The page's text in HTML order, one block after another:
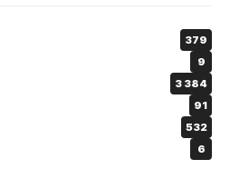
379
9
3 384
91
532
6